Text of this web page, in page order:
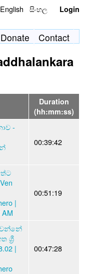
English සිංහල Login
Donate Contact
Duration
(hh:mm:ss)
-
00:39:42
|
00:51:19
ශ්‍රී
|
00:47:28